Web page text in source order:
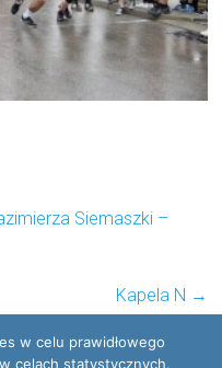
Siemaszki –
Kapela N →
w celu prawidłowego
celach statystycznych.